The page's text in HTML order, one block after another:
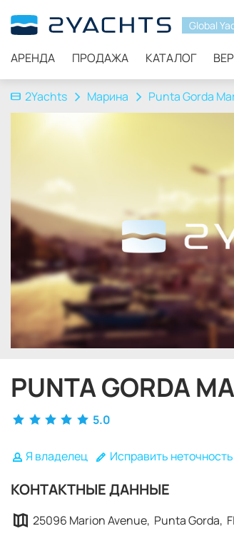
Global
АРЕНДА ПРОДАЖА КАТАЛОГ
2Yachts Марина Punta Gorda
PUNTA GORDA
5.0
Я владелец Исправить неточность
КОНТАКТНЫЕ ДАННЫЕ
25096 Marion Avenue, Punta Gorda,